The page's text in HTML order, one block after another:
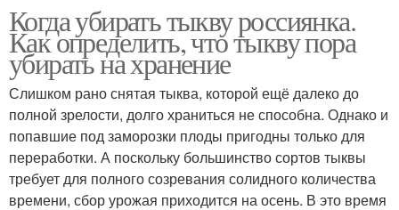
Когда убирать тыкву россиянка.
Как определить, что тыкву пора
убирать на хранение
Слишком рано снятая тыква, которой ещё далеко до
полной зрелости, долго храниться не способна. Однако и
попавшие под заморозки плоды пригодны только для
переработки. А поскольку большинство сортов тыквы
требует для полного созревания солидного количества
времени, сбор урожая приходится на осень. В это время